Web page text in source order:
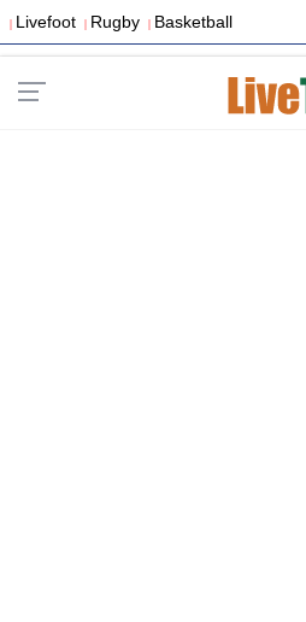
| Livefoot | Rugby | Basketball